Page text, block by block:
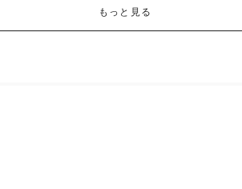
もっと見る